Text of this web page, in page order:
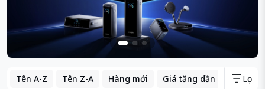
Tên A-Z Tên Z-A Hàng mới Giá tăng dần GiáLọc